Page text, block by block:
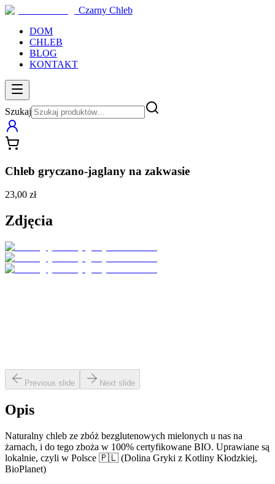
Czarny Chleb
DOM
CHLEB
BLOG
KONTAKT
Szukaj
Chleb gryczano-jaglany na zakwasie
23,00 zł
Zdjęcia
Previous slide Next slide
Opis
Naturalny chleb ze zbóż bezglutenowych mielonych u nas na
żarnach, i do tego zboża w 100% certyfikowane BIO. Uprawiane są
lokalnie, czyli w Polsce 🇵🇱 (Dolina Gryki z Kotliny Kłodzkiej,
BioPlanet)